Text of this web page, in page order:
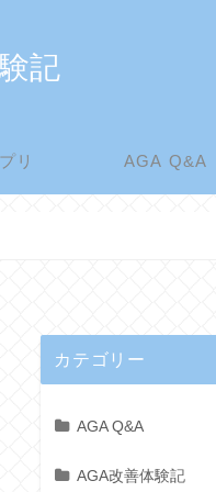
記
リ AGA Q&A
カテゴリー
AGA Q&A
AGA改善体験記